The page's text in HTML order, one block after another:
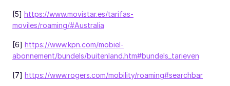
[5] https://www.movistar.es/tarifas-
moviles/roaming/#Australia
[6] https://www.kpn.com/mobiel-
abonnement/bundels/buitenland.htm#bundels_tarieven
[7] https://www.rogers.com/mobility/roaming#searchbar